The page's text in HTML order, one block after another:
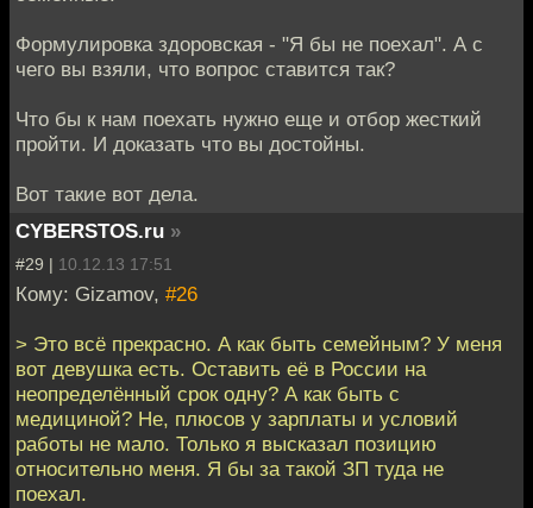
Формулировка здоровская - "Я бы не поехал". А с
чего вы взяли, что вопрос ставится так?
Что бы к нам поехать нужно еще и отбор жесткий
пройти. И доказать что вы достойны.
Вот такие вот дела.
CYBERSTOS.ru »
#29 | 10.12.13 17:51
Кому: Gizamov, #26
> Это всё прекрасно. А как быть семейным? У меня
вот девушка есть. Оставить её в России на
неопределённый срок одну? А как быть с
медициной? Не, плюсов у зарплаты и условий
работы не мало. Только я высказал позицию
относительно меня. Я бы за такой ЗП туда не
поехал.